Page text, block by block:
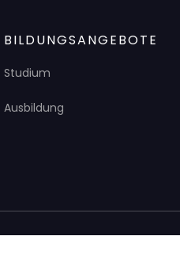
BILDUNGSANGEBOTE
Studium
Ausbildung